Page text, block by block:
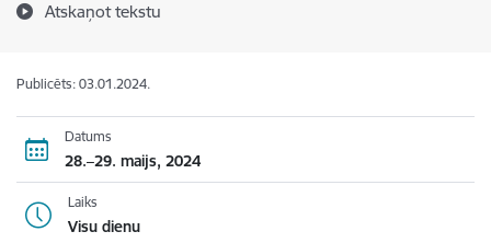
Atskaņot tekstu
Publicēts: 03.01.2024.
Datums
28.–29. maijs, 2024
Laiks
Visu dienu